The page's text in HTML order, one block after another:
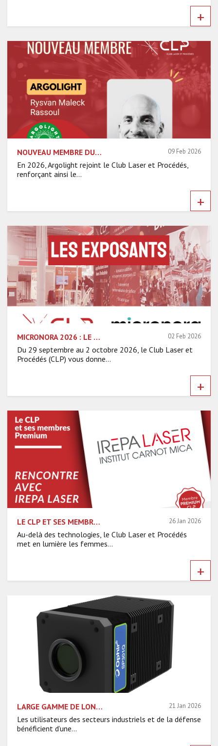
+
NOUVEAU MEMBRE DU CLP : RENCONTRE AVEC ARGOLIGHT 09 Feb 2026
En 2026, Argolight rejoint le Club Laser et Procédés,
renforçant ainsi le...
+
MICRONORA 2026 : LE CLP DÉVOILE SON ESPACE COLLECTIF ET SES 14 EXPOSANTS ! 02 Feb 2026
Du 29 septembre au 2 octobre 2026, le Club Laser et
Procédés (CLP) vous donne...
+
LE CLP ET SES MEMBRES PREMIUM – RENCONTRE AVEC IREPA LASER 26 Jan 2026
Au-delà des technologies, le Club Laser et Procédés
met en lumière les femmes...
+
LARGE GAMME DE LONGUEURS D’ONDE, SANS RESTRICTIONS ITAR : MKS PRÉSENTE L’ANALYSEUR DE FAISCEAU OPHIR® BASÉ SUR DES BOÎTES QUANTIQUES COLLOÏDALES 21 Jan 2026
Les utilisateurs des secteurs industriels et de la défense
bénéficient d’une...